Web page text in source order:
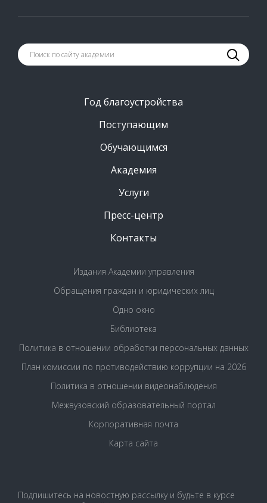
Год благоустройства
Поступающим
Обучающимся
Академия
Услуги
Пресс-центр
Контакты
Издания Академии управления
Обращения граждан и юридических лиц
Одно окно
Библиотека
Политика в отношении обработки персональных данных
План комиссии по противодействию коррупции на 2026
Политика в отношении видеонаблюдения
Межвузовский образовательный портал
Корпоративная почта
Карта сайта
Подпишитесь на новостную рассылку и будьте в курсе